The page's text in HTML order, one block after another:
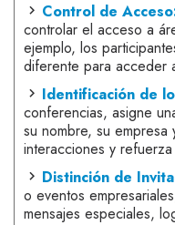
Control de
controlar el acceso a
ejemplo, los
diferente para acceder
Identificación de
conferencias, asigne
su nombre, su empresa
interacciones y
Distinción de
o eventos
mensajes especiales,